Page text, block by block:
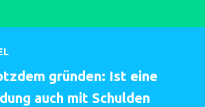
gründen: Ist eine
auch mit Schulden